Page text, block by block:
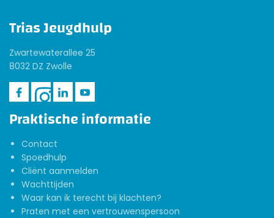
Trias Jeugdhulp
Zwartewaterallee 25
8032 DZ Zwolle
Praktische informatie
Contact
Spoedhulp
Cliënt aanmelden
Wachttijden
Waar kan ik terecht bij klachten?
Praten met een vertrouwenspersoon